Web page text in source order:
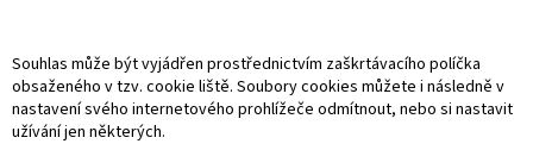
Souhlas může být vyjádřen prostřednictvím zaškrtávacího políčka
obsaženého v tzv. cookie liště. Soubory cookies můžete i následně v
nastavení svého internetového prohlížeče odmítnout, nebo si nastavit
užívání jen některých.